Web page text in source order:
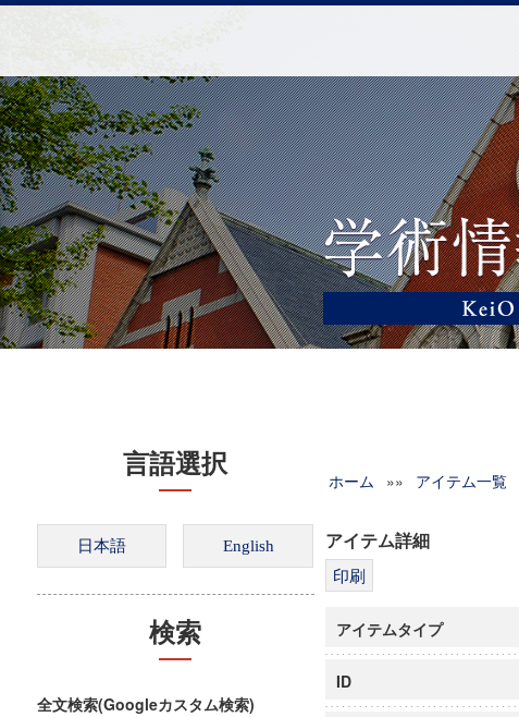
言語選択
検索
全文検索(Googleカスタム検索)
ホーム »» アイテム一覧
アイテム詳細
アイテムタイプ
ID